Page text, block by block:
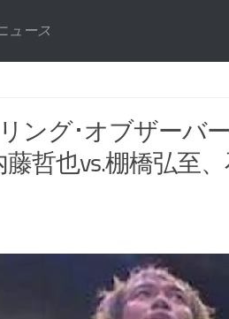
ュース
ング･オブザーバ
哲也vs.棚橋弘至